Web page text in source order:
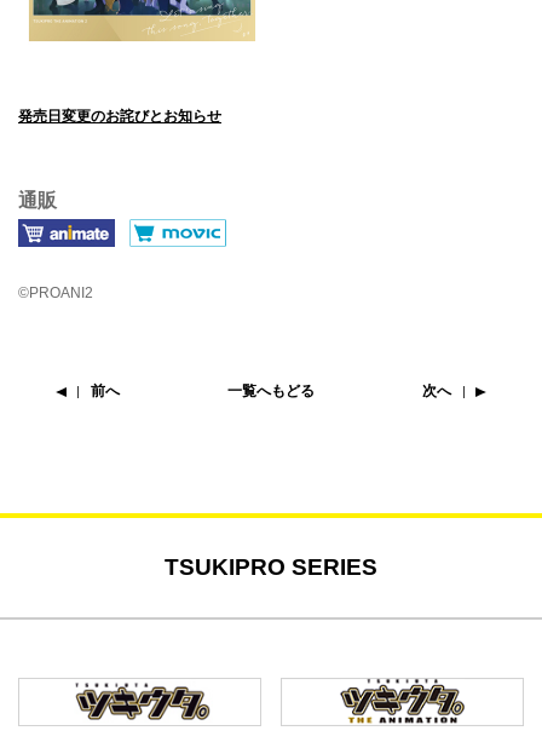
発売日変更のお詫びとお知らせ
通販
©PROANI2
前へ 一覧へもどる 次へ
TSUKIPRO SERIES